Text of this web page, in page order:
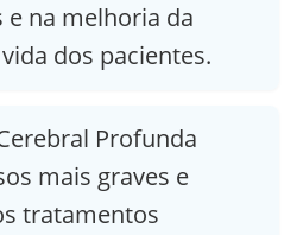
na melhoria da
dos pacientes.
Profunda
mais graves e
tratamentos